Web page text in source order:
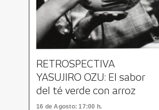
RETROSPECTIVA
YASUJIRO OZU: El sabor
del té verde con arroz
16 de Agosto: 17:00 h.